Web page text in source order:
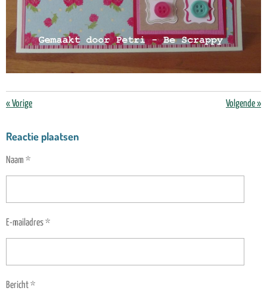
«Vorige Volgende»
Reactie plaatsen
Naam *
E-mailadres *
Bericht *